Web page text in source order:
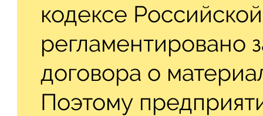
кодексе
регламентировано
договора о
Поэтому